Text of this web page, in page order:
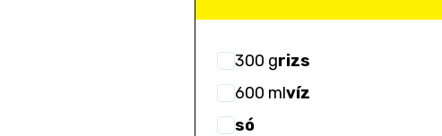
300 grizs
600 mlvíz
só